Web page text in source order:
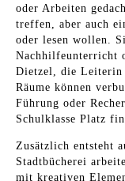
oder Arbeiten
treffen, aber auch
oder lesen wollen.
Nachhilfeunterricht
Dietzel, die Leiterin
Räume können
Führung oder
Schulklasse Platz
Zusätzlich entsteht
Stadtbücherei
mit kreativen